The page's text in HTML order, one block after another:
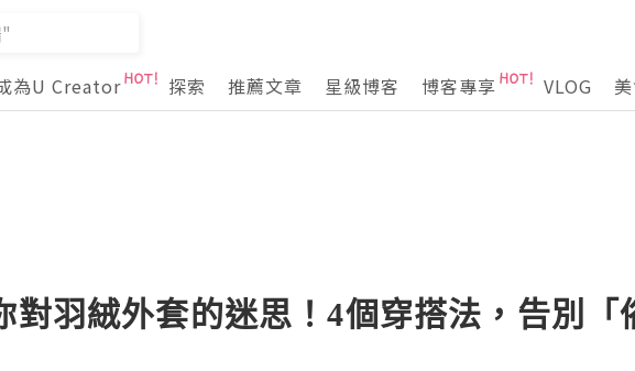
為U Creator 探索 推薦文章 星級博客 博客專享 VLOG
對羽絨外套的迷思！4個穿搭法，告別「